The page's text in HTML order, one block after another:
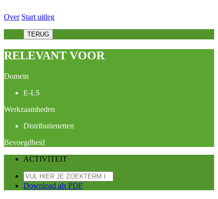
Over Start uitleg
TERUG
RELEVANT VOOR
Domein
E-LS
Werkzaamheden
Distributienetten
Bevoegdheid
ACTIVITEIT
Download als PDF